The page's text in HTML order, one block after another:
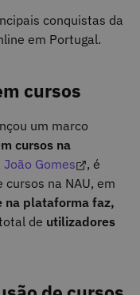
conquistas da
em Portugal.
cursos
um marco
cursos na
João Gomes
, é
na NAU, em
na plataforma faz,
de utilizadores